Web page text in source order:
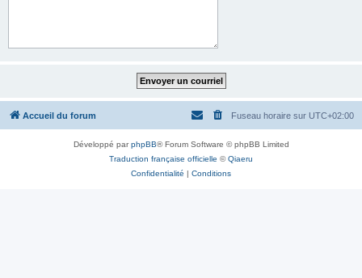
Accueil du forum Fuseau horaire sur UTC+02:00
Développé parphpBB® Forum Software © phpBB Limited
Traduction française officielle ©Qiaeru
Confidentialité | Conditions